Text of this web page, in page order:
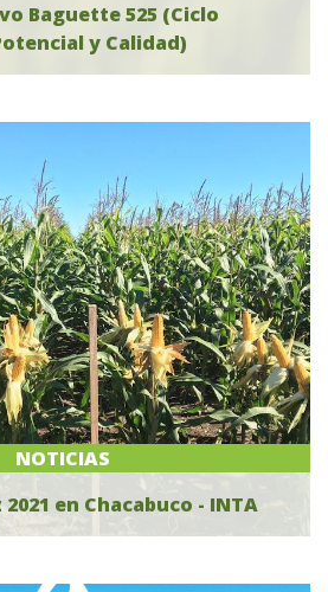
Baguette 525 (Ciclo
y Calidad)
NOTICIAS
en Chacabuco - INTA